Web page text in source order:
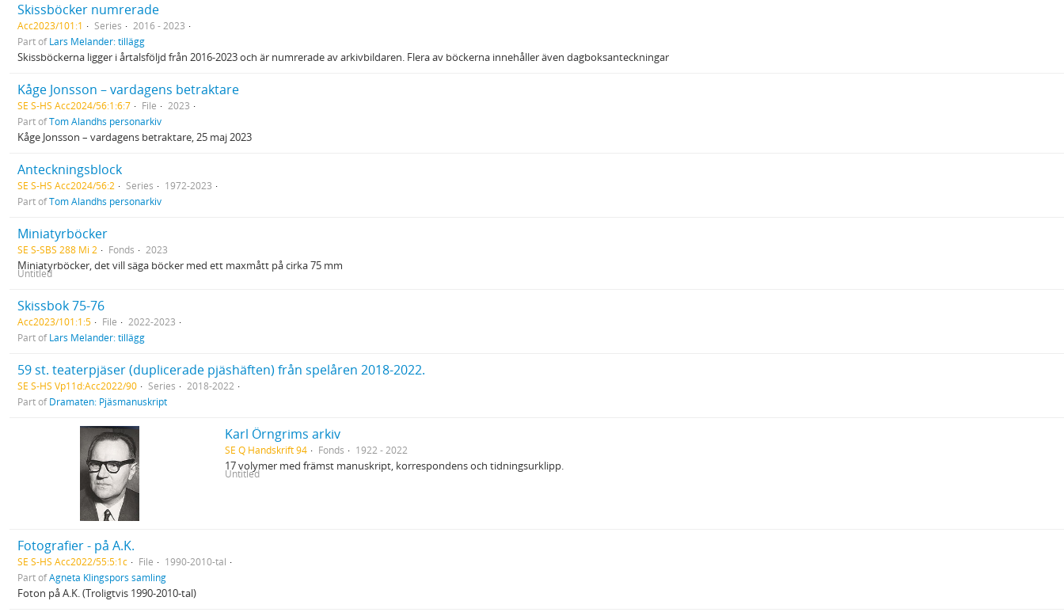
Skissböcker numrerade
Acc2023/101:1 Series
2016 - 2023
Part ofLars Melander: tillägg
Skissböckerna ligger i årtalsföljd från 2016-2023 och är numrerade av arkivbildaren. Flera av böckerna innehåller även dagboksanteckningar
Kåge Jonsson – vardagens betraktare
SE S-HS Acc2024/56:1:6:7 File
2023
Part ofTom Alandhs personarkiv
Kåge Jonsson – vardagens betraktare, 25 maj 2023
Anteckningsblock
SE S-HS Acc2024/56:2 Series
1972-2023
Part ofTom Alandhs personarkiv
Miniatyrböcker
SE S-SBS 288 Mi 2 Fonds 2023
Miniatyrböcker, det vill säga böcker med ett maxmått på cirka 75 mm
Untitled
Skissbok 75-76
Acc2023/101:1:5 File
2022-2023
Part ofLars Melander: tillägg
59 st. teaterpjäser (duplicerade pjäshäften) från spelåren 2018-2022.
SE S-HS Vp11d:Acc2022/90 Series
2018-2022
Part ofDramaten: Pjäsmanuskript
Karl Örngrims arkiv
SE Q Handskrift 94 Fonds 1922 - 2022
17 volymer med främst manuskript, korrespondens och tidningsurklipp.
Untitled
Fotografier - på A.K.
SE S-HS Acc2022/55:5:1c File
1990-2010-tal
Part ofAgneta Klingspors samling
Foton på A.K. (Troligtvis 1990-2010-tal)